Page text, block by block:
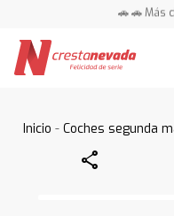
🚗 🚗 Más
Inicio -Coches segunda
Share